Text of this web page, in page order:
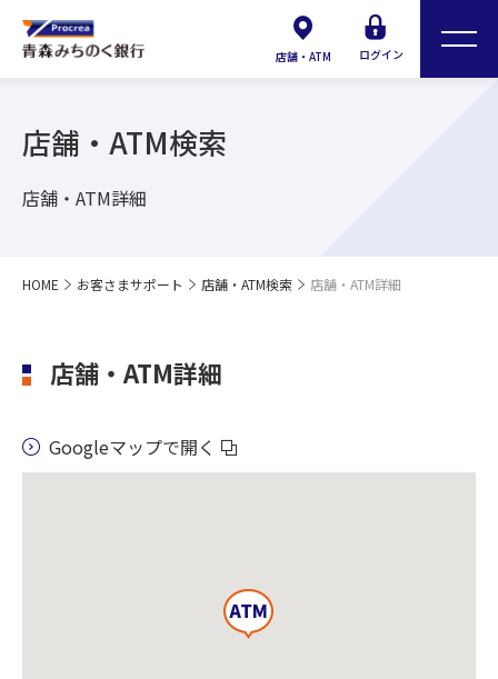
店舗・ATM ログイン
店舗・ATM検索
店舗・ATM詳細
HOME お客さまサポート 店舗・ATM検索 店舗・ATM詳細
店舗・ATM詳細
Googleマップで開く